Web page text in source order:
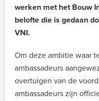
werken met het Bouw
belofte die is gedaan
VNI.
Om deze ambitie waar
ambassadeurs
overtuigen van de
ambassadeurs zijn